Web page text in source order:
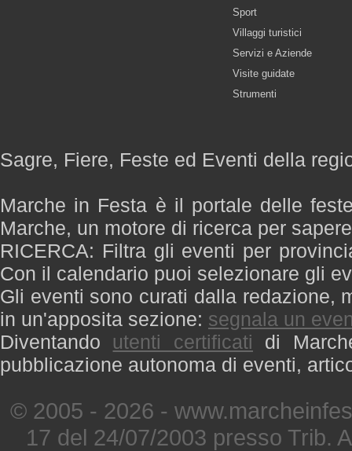
Sport
Villaggi turistici
Servizi e Aziende
Visite guidate
Strumenti
Sagre, Fiere, Feste ed Eventi della
Marche in Festa è il portale delle
Marche, un motore di ricerca per
RICERCA: Filtra gli eventi per
Con il calendario puoi selezionare gli
Gli eventi sono curati dalla redazione,
in un'apposita sezione: segnala un
Diventando utenti certificati di
pubblicazione autonoma di eventi,
© 2005 - 2026 -
17 del 24/07/2003 presso Trib.